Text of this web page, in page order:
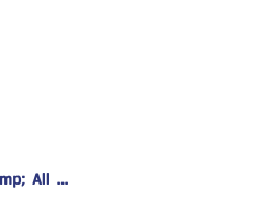
All Square &amp; All Space